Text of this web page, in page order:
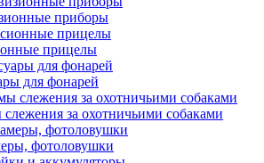
приборы
прицелы
для фонарей
за охотничьими собаками
фотоловушки